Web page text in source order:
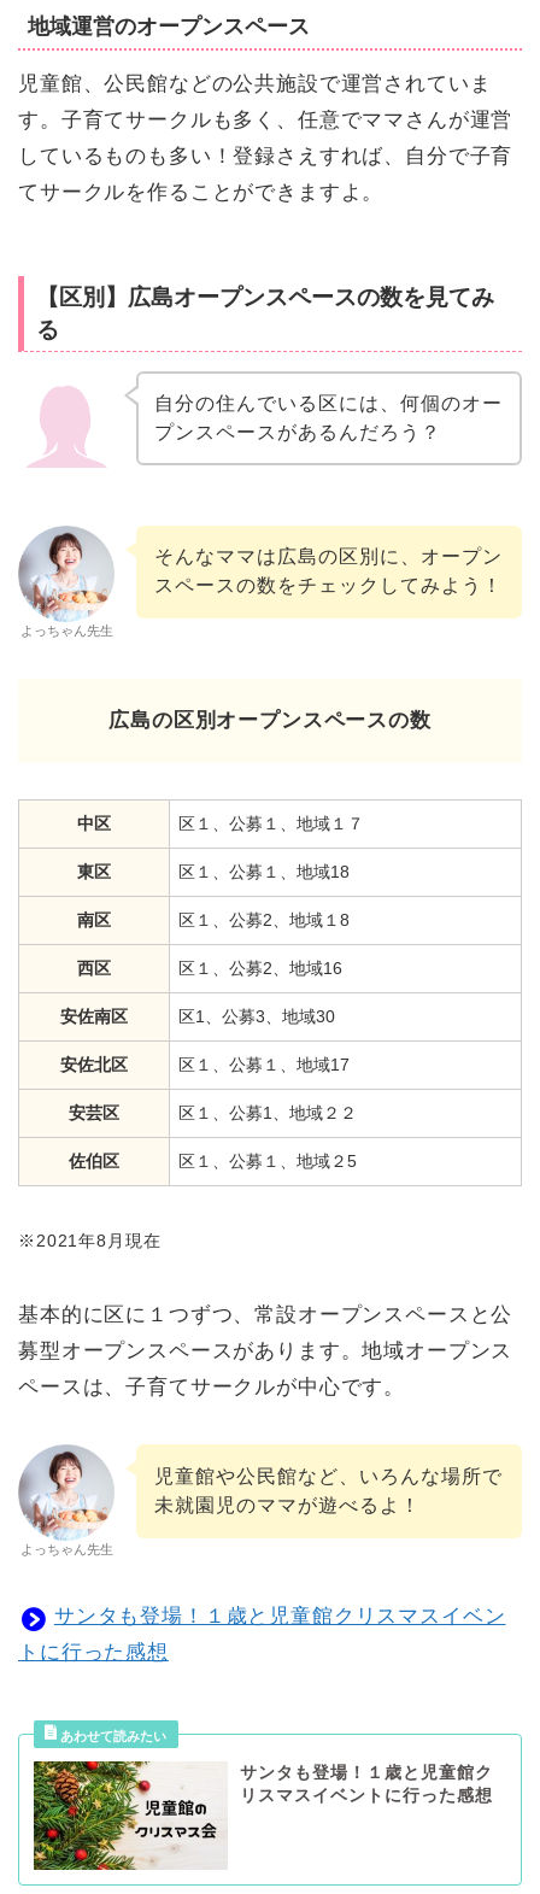
地域運営のオープンスペース
児童館、公民館などの公共施設で運営されていま
す。子育てサークルも多く、任意でママさんが運営
しているものも多い！登録さえすれば、自分で子育
てサークルを作ることができますよ。
【区別】広島オープンスペースの数を見てみ
る
自分の住んでいる区には、何個のオー
プンスペースがあるんだろう？
よっちゃん先生
そんなママは広島の区別に、オープン
スペースの数をチェックしてみよう！
広島の区別オープンスペースの数
中区 区１、公募１、地域１７
東区 区１、公募１、地域18
南区 区１、公募2、地域１8
西区 区１、公募2、地域16
安佐南区 区1、公募3、地域30
安佐北区 区１、公募１、地域17
安芸区 区１、公募1、地域２２
佐伯区 区１、公募１、地域２5
※2021年8月現在
基本的に区に１つずつ、常設オープンスペースと公
募型オープンスペースがあります。地域オープンス
ペースは、子育てサークルが中心です。
よっちゃん先生
児童館や公民館など、いろんな場所で
未就園児のママが遊べるよ！
サンタも登場！１歳と児童館クリスマスイベン
トに行った感想
サンタも登場！１歳と児童館ク
リスマスイベントに行った感想